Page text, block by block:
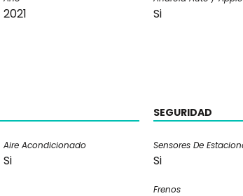
2021 Si
Aire Acondicionado
Si
SEGURIDAD
Sensores De
Si
Frenos